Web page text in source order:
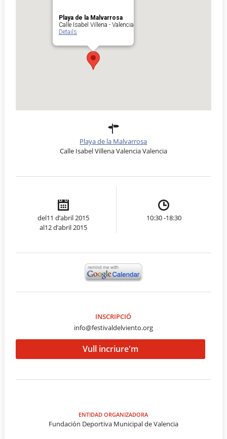
Playa de la Malvarrosa
Calle Isabel Villena - Valencia
Details
Playa de la Malvarrosa
Calle Isabel Villena Valencia Valencia
del11 d’abril 2015
al12 d’abril 2015
10:30 -18:30
INSCRIPCIÓ
info@festivaldelviento.org
Vull incriure'm
ENTIDAD ORGANIZADORA
Fundación Deportiva Municipal de Valencia